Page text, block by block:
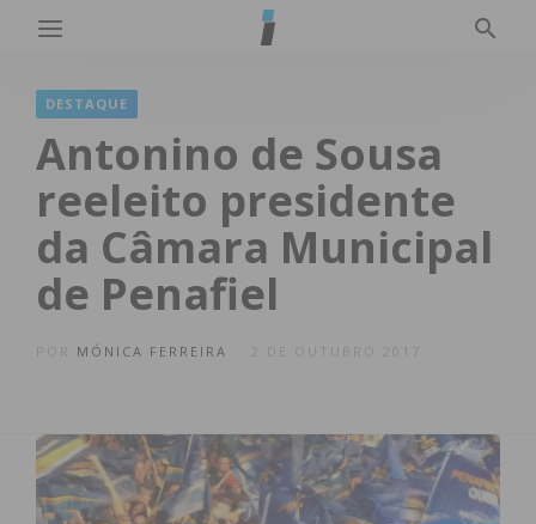
DESTAQUE
Antonino de Sousa
reeleito presidente
da Câmara Municipal
de Penafiel
MÓNICA FERREIRA 2 DE OUTUBRO 2017